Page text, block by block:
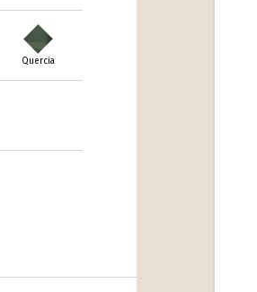
Quercia